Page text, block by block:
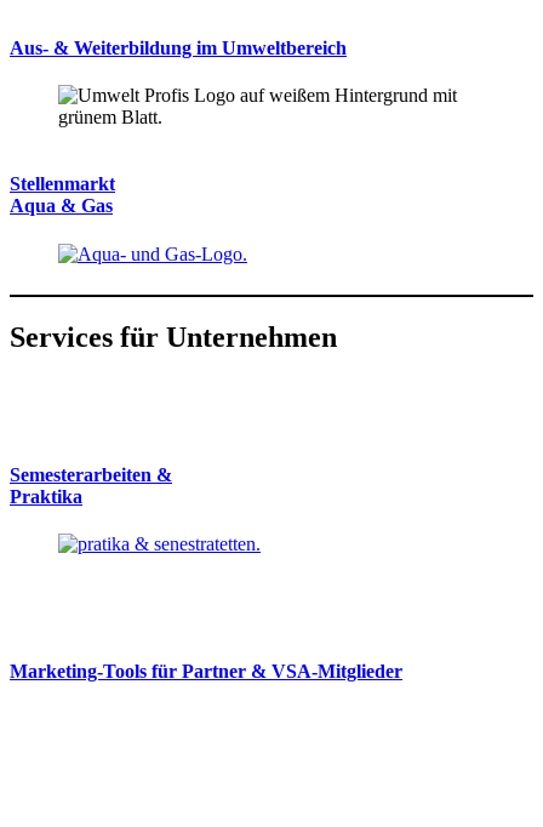
Aus- & Weiterbildung im Umweltbereich
Stellenmarkt
Aqua & Gas
Services für Unternehmen
Semesterarbeiten &
Praktika
Marketing-Tools für Partner & VSA-Mitglieder